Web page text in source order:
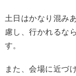
土日はかなり混み
慮し、行かれるな
す。
また、会場に近づ